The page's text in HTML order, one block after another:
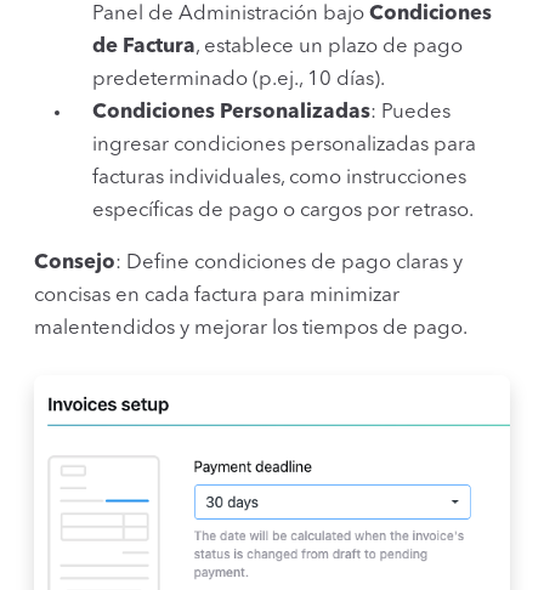
Panel de Administración bajo Condiciones
de Factura, establece un plazo de pago
predeterminado (p.ej., 10 días).
Condiciones Personalizadas: Puedes
ingresar condiciones personalizadas para
facturas individuales, como instrucciones
específicas de pago o cargos por retraso.
Consejo: Define condiciones de pago claras y
concisas en cada factura para minimizar
malentendidos y mejorar los tiempos de pago.